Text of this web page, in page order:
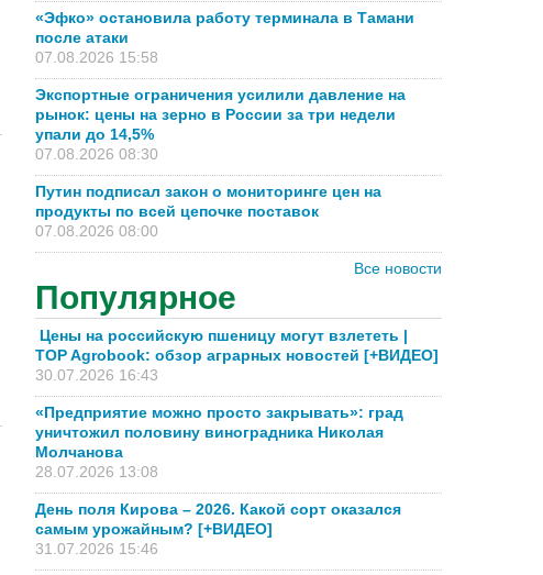
«Эфко» остановила работу терминала в Тамани
после атаки
07.08.2026 15:58
Экспортные ограничения усилили давление на
рынок: цены на зерно в России за три недели
упали до 14,5%
07.08.2026 08:30
Путин подписал закон о мониторинге цен на
продукты по всей цепочке поставок
07.08.2026 08:00
Все новости
Популярное
Цены на российскую пшеницу могут взлететь |
TOP Agrobook: обзор аграрных новостей [+ВИДЕО]
30.07.2026 16:43
«Предприятие можно просто закрывать»: град
уничтожил половину виноградника Николая
Молчанова
28.07.2026 13:08
День поля Кирова – 2026. Какой сорт оказался
самым урожайным? [+ВИДЕО]
31.07.2026 15:46